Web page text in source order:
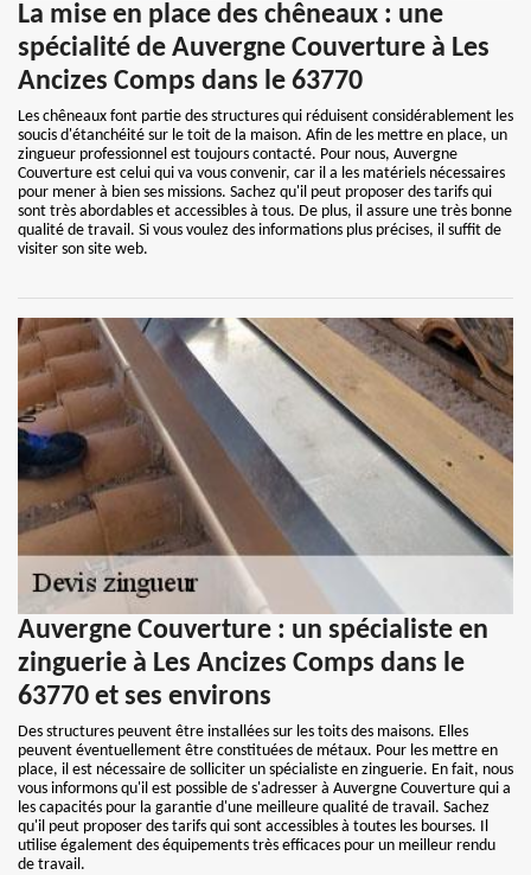
La mise en place des chêneaux : une
spécialité de Auvergne Couverture à Les
Ancizes Comps dans le 63770
Les chêneaux font partie des structures qui réduisent considérablement les
soucis d'étanchéité sur le toit de la maison. Afin de les mettre en place, un
zingueur professionnel est toujours contacté. Pour nous, Auvergne
Couverture est celui qui va vous convenir, car il a les matériels nécessaires
pour mener à bien ses missions. Sachez qu'il peut proposer des tarifs qui
sont très abordables et accessibles à tous. De plus, il assure une très bonne
qualité de travail. Si vous voulez des informations plus précises, il suffit de
visiter son site web.
Auvergne Couverture : un spécialiste en
zinguerie à Les Ancizes Comps dans le
63770 et ses environs
Des structures peuvent être installées sur les toits des maisons. Elles
peuvent éventuellement être constituées de métaux. Pour les mettre en
place, il est nécessaire de solliciter un spécialiste en zinguerie. En fait, nous
vous informons qu'il est possible de s'adresser à Auvergne Couverture qui a
les capacités pour la garantie d'une meilleure qualité de travail. Sachez
qu'il peut proposer des tarifs qui sont accessibles à toutes les bourses. Il
utilise également des équipements très efficaces pour un meilleur rendu
de travail.